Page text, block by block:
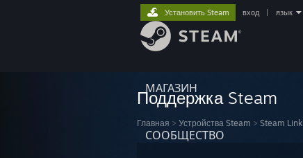
МАГАЗИН
СООБЩЕСТВО
Установить Steam вход язык
Поддержка Steam
Главная > Устройства Steam > Steam Link